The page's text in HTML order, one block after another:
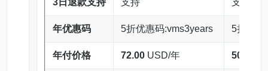
3日退款支持 支持 支持
年优惠码 5折优惠码:vms3years 5折优惠
年付价格 72.00 USD/年 50.00